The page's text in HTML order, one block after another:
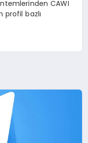
CAWI
profil bazlı